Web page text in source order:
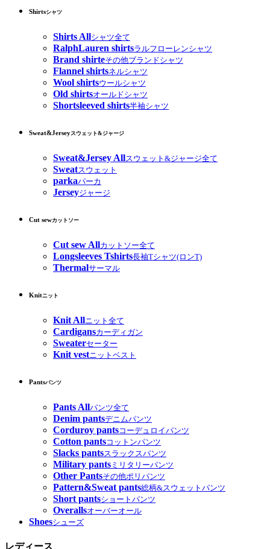
Shirtsシャツ
Shirts Allシャツ全て
RalphLauren shirtsラルフローレンシャツ
Brand shirteその他ブランドシャツ
Flannel shirtsネルシャツ
Wool shirtsウールシャツ
Old shirtsオールドシャツ
Shortsleeved shirts半袖シャツ
Sweat&Jerseyスウェット&ジャージ
Sweat&Jersey Allスウェット&ジャージ全て
Sweatスウェット
parkaパーカ
Jerseyジャージ
Cut sewカットソー
Cut sew Allカットソー全て
Longsleeves Tshirts長袖Tシャツ(ロンT)
Thermalサーマル
Knitニット
Knit Allニット全て
Cardigansカーディガン
Sweaterセーター
Knit vestニットベスト
Pantsパンツ
Pants Allパンツ全て
Denim pantsデニムパンツ
Corduroy pantsコーデュロイパンツ
Cotton pantsコットンパンツ
Slacks pantsスラックスパンツ
Military pants ミリタリーパンツ
Other Pantsその他ポリパンツ
Pattern&Sweat pants総柄&スウェットパンツ
Short pantsショートパンツ
Overallsオーバーオール
Shoesシューズ
レディース